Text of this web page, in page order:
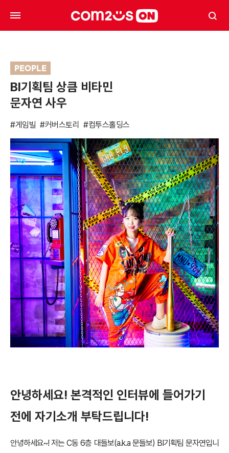
PEOPLE
BI기획팀 상큼 비타민
문자연 사우
#게임빌 #커버스토리 #컴투스홀딩스
안녕하세요! 본격적인 인터뷰에 들어가기
전에 자기소개 부탁드립니다!
안녕하세요~! 저는 C동 6층 대들보(a.k.a 문들보) BI기획팀 문자연입니